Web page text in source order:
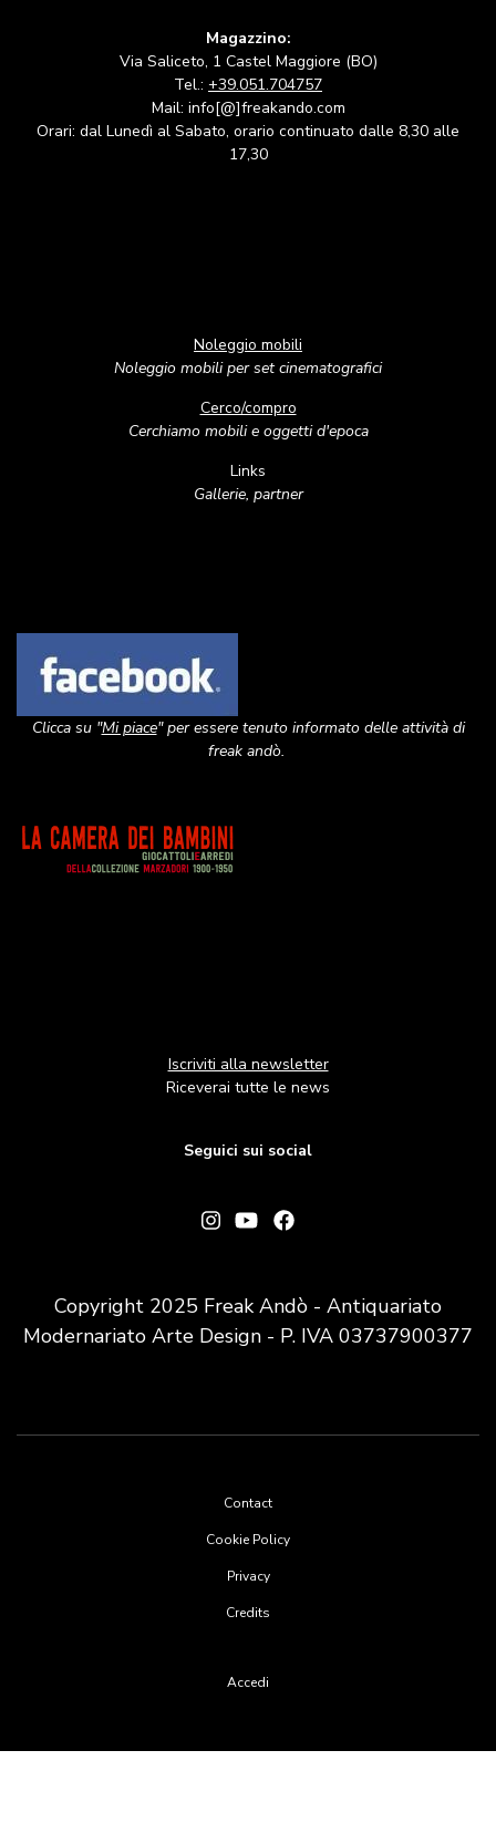
Magazzino:
Via Saliceto, 1 Castel Maggiore (BO)
Tel.: +39.051.704757
Mail: info[@]freakando.com
Orari: dal Lunedì al Sabato, orario continuato dalle 8,30 alle
17,30
Noleggio mobili
Noleggio mobili per set cinematografici
Cerco/compro
Cerchiamo mobili e oggetti d'epoca
Links
Gallerie, partner
Clicca su "Mi piace" per essere tenuto informato delle attività di
freak andò.
Image
Iscriviti alla newsletter
Riceverai tutte le news
Seguici sui social
Copyright 2025 Freak Andò - Antiquariato
Modernariato Arte Design - P. IVA 03737900377
Contact
Cookie Policy
Privacy
Credits
Accedi